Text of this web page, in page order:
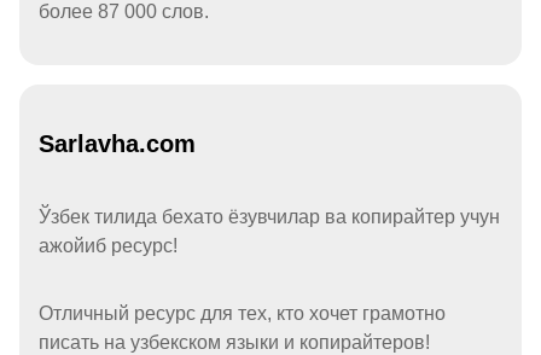
более 87 000 слов.
Sarlavha.com
Ўзбек тилида бехато ёзувчилар ва копирайтер учун
ажойиб ресурс!
Отличный ресурс для тех, кто хочет грамотно
писать на узбекском языки и копирайтеров!